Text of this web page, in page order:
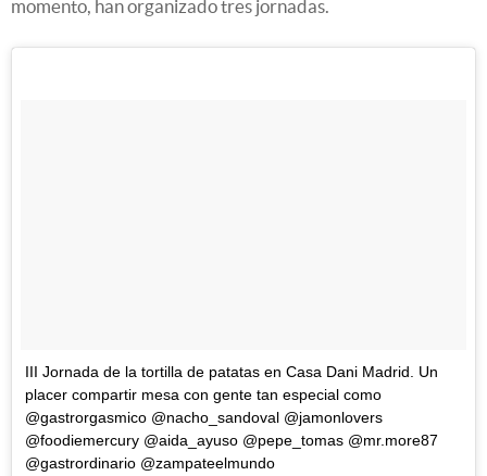
momento, han organizado tres jornadas.
III Jornada de la tortilla de patatas en Casa Dani Madrid. Un
placer compartir mesa con gente tan especial como
@gastrorgasmico @nacho_sandoval @jamonlovers
@foodiemercury @aida_ayuso @pepe_tomas @mr.more87
@gastrordinario @zampateelmundo